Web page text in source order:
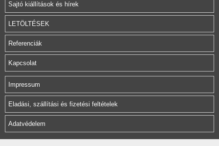
Sajtó kiállítások és hírek
LETÖLTÉSEK
Referenciák
Kapcsolat
Impressum
Eladási, szállítási és fizetési feltételek
Adatvédelem